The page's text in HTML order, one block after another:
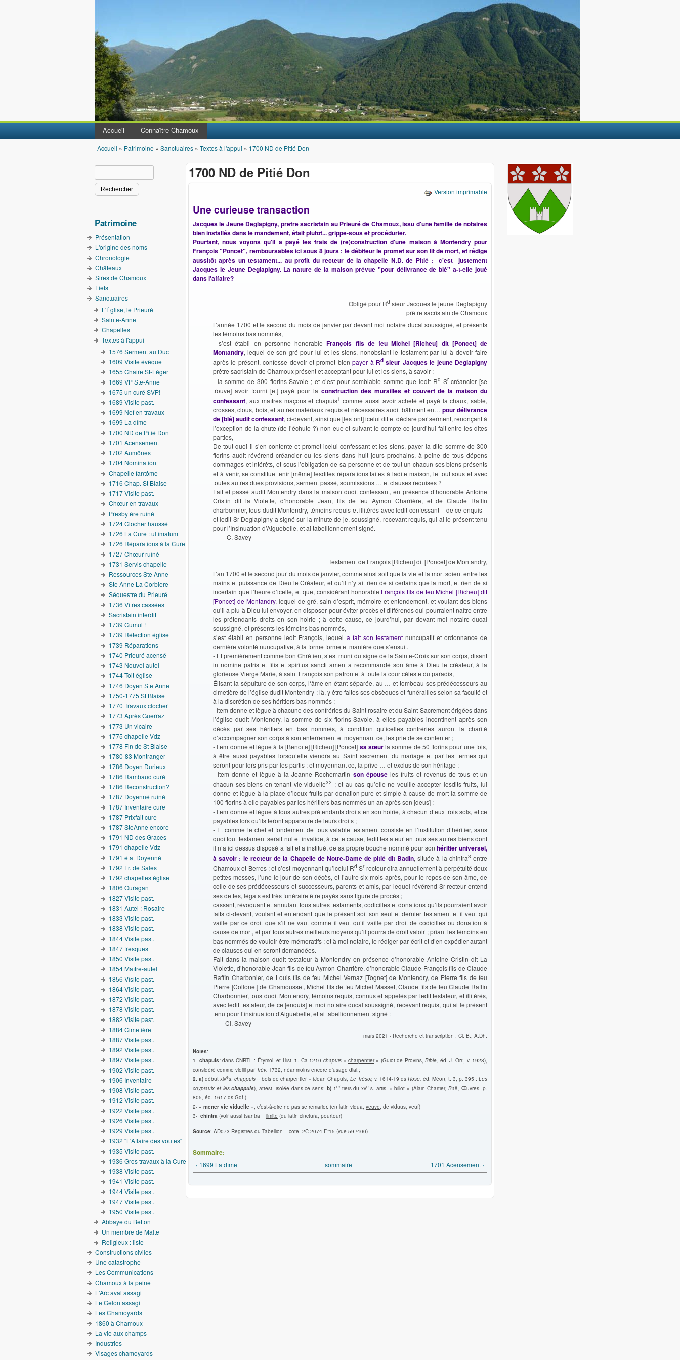
Accueil Connaître Chamoux
Vous êtes ici
Accueil » Patrimoine » Sanctuaires » Textes à l'appui » 1700 ND de Pitié Don
1700 ND de Pitié Don
Version imprimable
Une curieuse transaction
Jacques le Jeune Deglapigny, prêtre sacristain au Prieuré de Chamoux, issu d'une famille de notaires
bien installés dans le mandement, était plutôt... grippe-sous et procédurier.
Pourtant, nous voyons qu'il a payé les frais de (re)construction d'une maison à Montendry pour
François "Poncet", remboursables ici sous 8 jours : le débiteur le promet sur son lit de mort, et rédige
aussitôt après un testament... au profit du recteur de la chapelle N.D. de Pitié : c'est justement
Jacques le Jeune Deglapigny. La nature de la maison prévue "pour délivrance de blé" a-t-elle joué
dans l'affaire?
Obligé pour Rd sieur Jacques le jeune Deglapigny
prêtre sacristain de Chamoux
L’année 1700 et le second du mois de janvier par devant moi notaire ducal soussigné, et présents
les témoins bas nommés,
- s’est établi en personne honorable François fils de feu Michel [Richeu] dit [Poncet] de
Montandry, lequel de son gré pour lui et les siens, nonobstant le testament par lui à devoir faire
après le présent, confesse devoir et promet bienpayer à Rd sieur Jacques le jeune Deglapigny
prêtre sacristain de Chamoux présent et acceptant pour lui et les siens, à savoir :
- la somme de 300 florins Savoie ; et c’est pour semblable somme que ledit Rd Srcréancier [se
trouve] avoir fourni [et] payé pour laconstruction des murailles et couvert de la maison du
confessant, aux maîtres maçons et chapuis1 comme aussi avoir acheté et payé la chaux, sable,
crosses, clous, bois, et autres matériaux requis et nécessaires audit bâtiment en… pour délivrance
de [blé] audit confessant, ci-devant, ainsi que [les ont] icelui dit et déclare par serment, renonçant à
l’exception de la chute (de l’échute ?) non eue et suivant le compte ce jourd’hui fait entre les dites
parties,
De tout quoi il s’en contente et promet icelui confessant et les siens, payer la dite somme de 300
florins audit révérend créancier ou les siens dans huit jours prochains, à peine de tous dépens
dommages et intérêts, et sous l’obligation de sa personne et de tout un chacun ses biens présents
et à venir, se constitue tenir [même] lesdites réparations faites à ladite maison, le tout sous et avec
toutes autres dues provisions, serment passé, soumissions … et clauses requises ?
Fait et passé audit Montendry dans la maison dudit confessant, en présence d’honorable Antoine
Cristin dit la Violette, d’honorable Jean, fils de feu Aymon Charrière, et de Claude Raffin
charbonnier, tous dudit Montendry, témoins requis et illitérés avec ledit confessant – de ce enquis –
et ledit Sr Deglapigny a signé sur la minute de je, soussigné, recevant requis, qui ai le présent tenu
pour l’Insinuation d’Aiguebelle, et ai tabellionnement signé.
C. Savey
Testament de François [Richeu] dit [Poncet] de Montandry,
L’an 1700 et le second jour du mois de janvier, comme ainsi soit que la vie et la mort soient entre les
mains et puissance de Dieu le Créateur, et qu’il n’y ait rien de si certains que la mort, et rien de si
incertain que l’heure d’icelle, et que, considérant honorable François fils de feu Michel [Richeu] dit
[Poncet] de Montandry, lequel de gré, sain d’esprit, mémoire et entendement, et voulant des biens
qu’il a plu à Dieu lui envoyer, en disposer pour éviter procès et différends qui pourraient naître entre
les prétendants droits en son hoirie ; à cette cause, ce jourd’hui, par devant moi notaire ducal
soussigné, et présents les témoins bas nommés,
s’est établi en personne ledit François, lequel a fait son testamentnuncupatif et ordonnance de
dernière volonté nuncupative, à la forme forme et manière que s’ensuit.
- Et premièrement comme bon Chrétien, s’est muni du signe de la Sainte-Croix sur son corps, disant
in nomine patris et filis et spiritus sancti amen a recommandé son âme à Dieu le créateur, à la
glorieuse Vierge Marie, à saint François son patron et à toute la cour céleste du paradis,
Élisant la sépulture de son corps, l‘âme en étant séparée, au … et tombeau ses prédécesseurs au
cimetière de l’église dudit Montendry ; là, y être faites ses obsèques et funérailles selon sa faculté et
à la discrétion de ses héritiers bas nommés ;
- Item donne et lègue à chacune des confréries du Saint rosaire et du Saint-Sacrement érigées dans
l’église dudit Montendry, la somme de six florins Savoie, à elles payables incontinent après son
décès par ses héritiers en bas nommés, à condition qu’icelles confréries auront la charité
d’accompagner son corps à son enterrement et moyennant ce, les prie de se contenter ;
- Item donne et lègue à la [Benoîte] [Richeu] [Poncet] sa sœurla somme de 50 florins pour une fois,
à être aussi payables lorsqu’elle viendra au Saint sacrement du mariage et par les termes qui
seront pour lors pris par les partis ; et moyennant ce, la prive … et exclus de son héritage ;
- Item donne et lègue à la Jeanne Rochemartin son épouse les fruits et revenus de tous et un
chacun ses biens en tenant vie viduelle32 ; et au cas qu’elle ne veuille accepter lesdits fruits, lui
donne et lègue à la place d’iceux fruits par donation pure et simple à cause de mort la somme de
100 florins à elle payables par les héritiers bas nommés un an après son [deus] :
- Item donne et lègue à tous autres prétendants droits en son hoirie, à chacun d’eux trois sols, et ce
payables lors qu’ils feront apparaître de leurs droits ;
- Et comme le chef et fondement de tous valable testament consiste en l’institution d’héritier, sans
quoi tout testament serait nul et invalide, à cette cause, ledit testateur en tous ses autres biens dont
il n’a ici dessus disposé a fait et a institué, de sa propre bouche nommé pour son héritier universel,
à savoir : le recteur de la Chapelle de Notre-Dame de pitié dit Badin, située à la chintra3 entre
Chamoux et Berres ; et c’est moyennant qu’icelui Rd Srrecteur dira annuellement à perpétuité deux
petites messes, l’une le jour de son décès, et l’autre six mois après, pour le repos de son âme, de
celle de ses prédécesseurs et successeurs, parents et amis, par lequel révérend Sr recteur entend
ses dettes, légats est très funéraire être payés sans figure de procès ;
cassant, révoquant et annulant tous autres testaments, codicilles et donations qu’ils pourraient avoir
faits ci-devant, voulant et entendant que le présent soit son seul et dernier testament et il veut qui
vaille par ce droit que s’il ne vaut comme il veut qu’il vaille par droit de codicilles ou donation à
cause de mort, et par tous autres meilleurs moyens qu’il pourra de droit valoir ; priant les témoins en
bas nommés de vouloir être mémoratifs ; et à moi notaire, le rédiger par écrit et d’en expédier autant
de clauses qui en seront demandées.
Fait dans la maison dudit testateur à Montendry en présence d’honorable Antoine Cristin dit La
Violette, d’honorable Jean fils de feu Aymon Charrière, d’honorable Claude François fils de Claude
Raffin Charbonier, de Louis fils de feu Michel Vernaz [Tognet] de Montendry, de Pierre fils de feu
Pierre [Collonet] de Chamousset, Michel fils de feu Michel Masset, Claude fils de feu Claude Raffin
Charbonnier, tous dudit Montendry, témoins requis, connus et appelés par ledit testateur, et illitérés,
avec ledit testateur, de ce [enquis] et moi notaire ducal soussigné, recevant requis, qui ai le présent
tenu pour l’insinuation d’Aiguebelle, et ai tabellionnement signé :
Cl. Savey
mars 2021 - Recherche et transcription : Cl. B., A.Dh.
Notes:
1- chapuis:dans CNRTL : Étymol. et Hist.1. Ca 1210 chapuis« charpentier» (Guiot de Provins,Bible, éd. J. Orr., v. 1928),
considéré comme vieilli par Trév. 1732, néanmoins encore d'usage dial.;
2. a) début xives.chappuis « bois de charpentier » (Jean Chapuis, Le Trésor, v. 1614-19 ds Rose, éd. Méon, t. 3, p. 395 :Les
coypiaulx et leschappuis), attest. isolée dans ce sens;b) 1er tiers du xve s. artis. « billot » (Alain Chartier, Ball., Œuvres, p.
805, éd. 1617 ds Gdf.)
2- « mener vie viduelle », c’est-à-dire ne pas se remarier. (en latin vidua, veuve , de viduus, veuf)
3- chintra (voir aussi tsantra = limite (du latin cinctura, pourtour)
Source: AD073 Registres du Tabellion – cote 2C 2074 F°15 (vue 59 /400)
Sommaire:
‹ 1699 La dîme sommaire 1701 Acensement ›
Formulaire de recherche
Patrimoine
Présentation
L'origine des noms
Chronologie
Châteaux
Sires de Chamoux
Fiefs
Sanctuaires
L'Église, le Prieuré
Sainte-Anne
Chapelles
Textes à l'appui
1576 Serment au Duc
1609 Visite évêque
1655 Chaire St-Léger
1669 VP Ste-Anne
1675 un curé SVP!
1689 Visite past.
1699 Nef en travaux
1699 La dîme
1700 ND de Pitié Don
1701 Acensement
1702 Aumônes
1704 Nomination
Chapelle fantôme
1716 Chap. St Blaise
1717 Visite past.
Chœur en travaux
Presbytère ruiné
1724 Clocher haussé
1726 La Cure : ultimatum
1726 Réparations à la Cure
1727 Chœur ruiné
1731 Servis chapelle
Ressources Ste Anne
Ste Anne La Corbiere
Séquestre du Prieuré
1736 Vitres cassées
Sacristain interdit
1739 Cumul !
1739 Réfection église
1739 Réparations
1740 Prieuré acensé
1743 Nouvel autel
1744 Toit église
1746 Doyen Ste Anne
1750-1775 St Blaise
1770 Travaux clocher
1773 Après Guerraz
1773 Un vicaire
1775 chapelle Vdz
1778 Fin de St Blaise
1780-83 Montranger
1786 Doyen Durieux
1786 Rambaud curé
1786 Reconstruction?
1787 Doyenné ruiné
1787 Inventaire cure
1787 Prixfait cure
1787 SteAnne encore
1791 ND des Graces
1791 chapelle Vdz
1791 état Doyenné
1792 Fr. de Sales
1792 chapelles église
1806 Ouragan
1827 Visite past.
1831 Autel : Rosaire
1833 Visite past.
1838 Visite past.
1844 Visite past.
1847 fresques
1850 Visite past.
1854 Maître-autel
1856 Visite past.
1864 Visite past.
1872 Visite past.
1878 Visite past.
1882 Visite past.
1884 Cimetière
1887 Visite past.
1892 Visite past.
1897 Visite past.
1902 Visite past.
1906 Inventaire
1908 Visite past.
1912 Visite past.
1922 Visite past.
1926 Visite past.
1929 Visite past.
1932 "L'Affaire des voûtes"
1935 Visite past.
1936 Gros travaux à la Cure
1938 Visite past.
1941 Visite past.
1944 Visite past.
1947 Visite past.
1950 Visite past.
Abbaye du Betton
Un membre de Malte
Religieux : liste
Constructions civiles
Une catastrophe
Les Communications
Chamoux à la peine
L'Arc aval assagi
Le Gelon assagi
Les Chamoyards
1860 à Chamoux
La vie aux champs
Industries
Visages chamoyards